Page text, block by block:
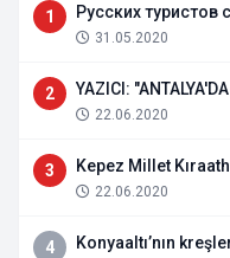
1 Русских туристов
31.05.2020
2 YAZICI:
22.06.2020
3 Kepez Millet
22.06.2020
4 Konyaaltı’nın